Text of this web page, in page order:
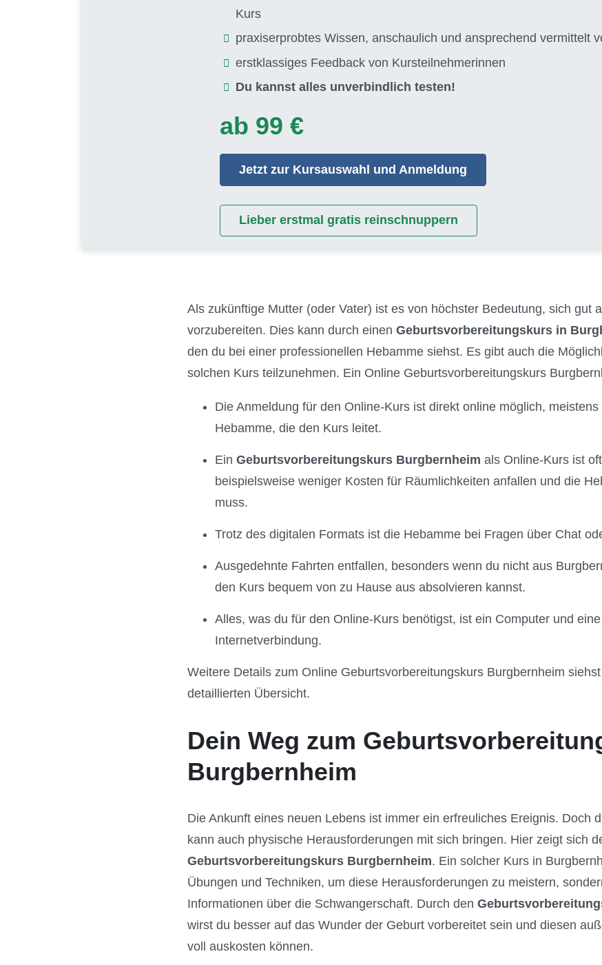
Kurs
praxiserprobtes Wissen, anschaulich und ansprechend vermittelt
erstklassiges Feedback von Kursteilnehmerinnen
Du kannst alles unverbindlich testen!
ab 99 €
Jetzt zur Kursauswahl und Anmeldung
Lieber erstmal gratis reinschnuppern
Als zukünftige Mutter (oder Vater) ist es von höchster Bedeutung, sich gut
vorzubereiten. Dies kann durch einen Geburtsvorbereitungskurs in
den du bei einer professionellen Hebamme siehst. Es gibt auch die
solchen Kurs teilzunehmen. Ein Online Geburtsvorbereitungskurs
Die Anmeldung für den Online-Kurs ist direkt online möglich,
Hebamme, die den Kurs leitet.
Ein Geburtsvorbereitungskurs Burgbernheim als Online-Kurs ist
beispielsweise weniger Kosten für Räumlichkeiten anfallen und die
muss.
Trotz des digitalen Formats ist die Hebamme bei Fragen über Chat
Ausgedehnte Fahrten entfallen, besonders wenn du nicht aus
den Kurs bequem von zu Hause aus absolvieren kannst.
Alles, was du für den Online-Kurs benötigst, ist ein Computer und
Internetverbindung.
Weitere Details zum Online Geburtsvorbereitungskurs Burgbernheim
detaillierten Übersicht.
Dein Weg zum
Burgbernheim
Die Ankunft eines neuen Lebens ist immer ein erfreuliches Ereignis. Doch
kann auch physische Herausforderungen mit sich bringen. Hier zeigt sich
Geburtsvorbereitungskurs Burgbernheim. Ein solcher Kurs in
Übungen und Techniken, um diese Herausforderungen zu meistern,
Informationen über die Schwangerschaft. Durch den
wirst du besser auf das Wunder der Geburt vorbereitet sein und diesen
voll auskosten können.